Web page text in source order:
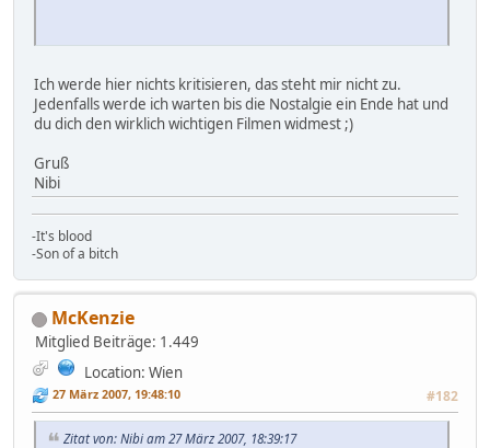
Ich werde hier nichts kritisieren, das steht mir nicht zu.
Jedenfalls werde ich warten bis die Nostalgie ein Ende hat und
du dich den wirklich wichtigen Filmen widmest ;)
Gruß
Nibi
-It's blood
-Son of a bitch
McKenzie
Mitglied Beiträge: 1.449
Location: Wien
27 März 2007, 19:48:10 #182
Zitat von: Nibi am 27 März 2007, 18:39:17